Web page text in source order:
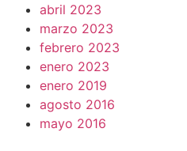
abril 2023
marzo 2023
febrero 2023
enero 2023
enero 2019
agosto 2016
mayo 2016